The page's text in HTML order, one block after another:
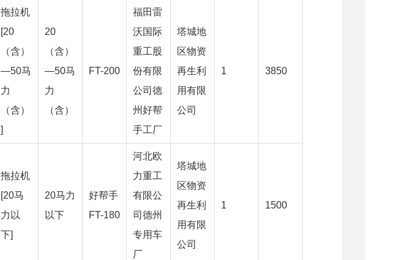
拖拉机
[20
（含）
—50马
力
（含）
]
20
（含）
—50马
力
（含）
FT-200
福田雷
沃国际
重工股
份有限
公司德
州好帮
手工厂
塔城地
区物资
再生利
用有限
公司
1 3850
拖拉机
[20马
力以
下]
20马力
以下
好帮手
FT-180
河北欧
力重工
有限公
司德州
专用车
厂
塔城地
区物资
再生利
用有限
公司
1 1500